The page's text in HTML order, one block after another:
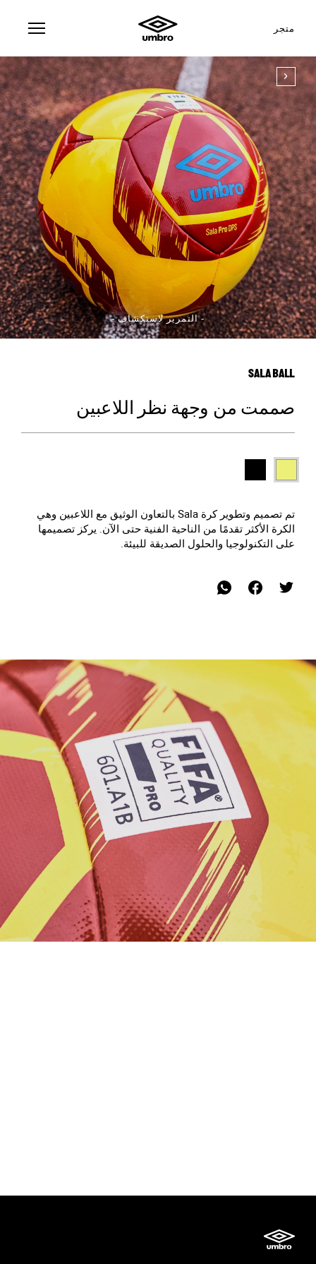
متجر
كرة
SALA
- التمرير لاستكشاف -
SALA BALL
صممت من وجهة نظر اللاعبين
تم تصميم وتطوير كرة Sala بالتعاون الوثيق مع اللاعبين وهي
الكرة الأكثر تقدمًا من الناحية الفنية حتى الآن. يركز تصميمها
على التكنولوجيا والحلول الصديقة للبيئة.